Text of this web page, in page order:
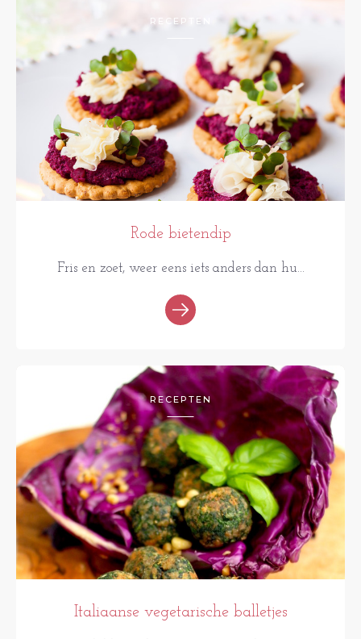
RECEPTEN
Rode bietendip
Fris en zoet, weer eens iets anders dan hu...
RECEPTEN
Italiaanse vegetarische balletjes